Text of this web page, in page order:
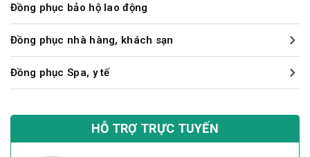
Đồng phục bảo hộ lao động
Đồng phục nhà hàng, khách sạn
Đồng phục Spa, y tế
HỖ TRỢ TRỰC TUYẾN